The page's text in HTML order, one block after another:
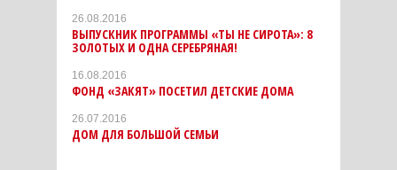
26.08.2016
ВЫПУСКНИК ПРОГРАММЫ «ТЫ НЕ СИРОТА»: 8
ЗОЛОТЫХ И ОДНА СЕРЕБРЯНАЯ!
16.08.2016
ФОНД «ЗАКЯТ» ПОСЕТИЛ ДЕТСКИЕ ДОМА
26.07.2016
ДОМ ДЛЯ БОЛЬШОЙ СЕМЬИ